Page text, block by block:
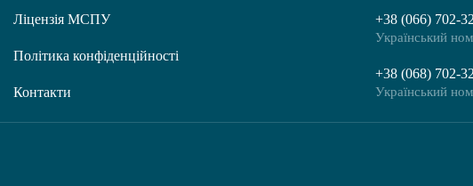
Ліцензія МСПУ
Політика конфіденційності
Контакти
+38 (066) 702-
Український
+38 (068) 702-
Український